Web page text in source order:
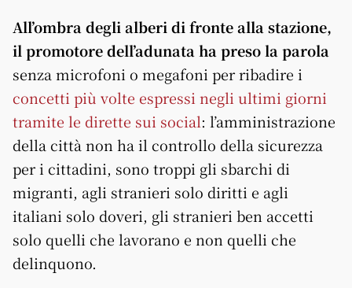
All’ombra degli alberi di fronte alla stazione,
il promotore dell’adunata ha preso la parola
senza microfoni o megafoni per ribadire i
concetti più volte espressi negli ultimi giorni
tramite le dirette sui social: l’amministrazione
della città non ha il controllo della sicurezza
per i cittadini, sono troppi gli sbarchi di
migranti, agli stranieri solo diritti e agli
italiani solo doveri, gli stranieri ben accetti
solo quelli che lavorano e non quelli che
delinquono.